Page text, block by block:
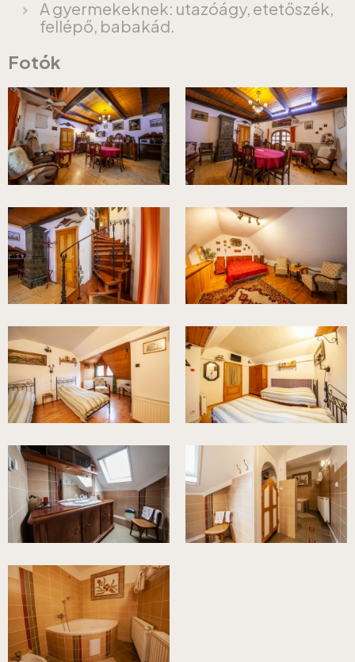
A gyermekeknek: utazóágy, etetőszék,
fellépő, babakád.
Fotók